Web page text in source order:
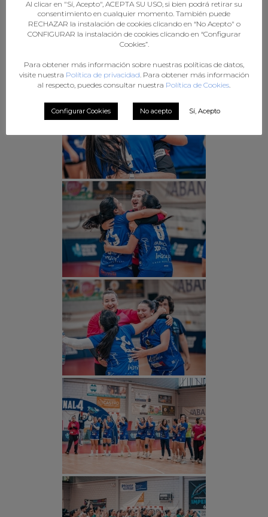
Al clicar en "Sí, Acepto", ACEPTA SU USO, si bien podrá retirar su
consentimiento en cualquier momento. También puede
RECHAZAR la instalación de cookies clicando en “No Acepto" o
CONFIGURAR la instalación de cookies clicando en “Configurar
Cookies”.
Para obtener más información sobre nuestras políticas de datos,
visite nuestra Política de privacidad . Para obtener más información
al respecto, puedes consultar nuestra Política de Cookies
Configurar Cookies No acepto Sí, Acepto